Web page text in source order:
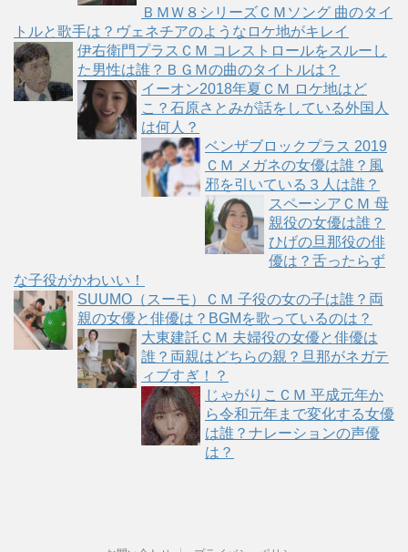
ＢＭＷ８シリーズＣＭソング 曲のタイ
トルと歌手は？ヴェネチアのようなロケ地がキレイ
伊右衛門プラスＣＭ コレストロールをスルーし
た男性は誰？ＢＧＭの曲のタイトルは？
イーオン2018年夏ＣＭ ロケ地はど
こ？石原さとみが話をしている外国人
は何人？
ベンザブロックプラス 2019
ＣＭ メガネの女優は誰？風
邪を引いている３人は誰？
スペーシアＣＭ 母
親役の女優は誰？
ひげの旦那役の俳
優は？舌ったらず
な子役がかわいい！
SUUMO（スーモ）ＣＭ 子役の女の子は誰？両
親の女優と俳優は？BGMを歌っているのは？
大東建託ＣＭ 夫婦役の女優と俳優は
誰？両親はどちらの親？旦那がネガテ
ィブすぎ！？
じゃがりこＣＭ 平成元年か
ら令和元年まで変化する女優
は誰？ナレーションの声優
は？